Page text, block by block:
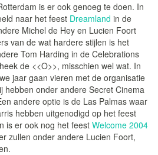
is er ook genoeg te doen. In
naar het feest Dreamland in de
Michel de Hey en Lucien Foort
van de wat hardere stijlen is het
Tom Harding in de Celebrations
de <<O>>, misschien wel wat. In
jaar gaan vieren met de organisatie
hebben onder andere Secret Cinema
andere optie is de Las Palmas waar
hebben uitgenodigd op het feest
is er ook nog het feest Welcome 2004
zullen onder andere Lucien Foort,